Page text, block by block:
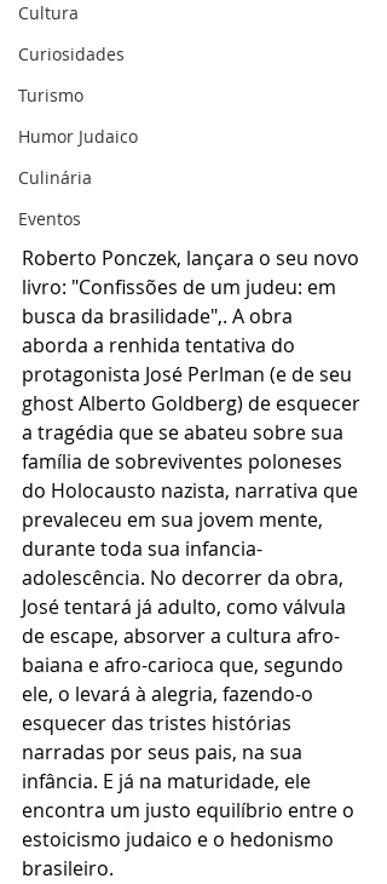
Cultura
Curiosidades
Turismo
Humor Judaico
Culinária
Eventos
Roberto Ponczek, lançara o seu novo
livro: "Confissões de um judeu: em
busca da brasilidade",. A obra
aborda a renhida tentativa do
protagonista José Perlman (e de seu
ghost Alberto Goldberg) de esquecer
a tragédia que se abateu sobre sua
família de sobreviventes poloneses
do Holocausto nazista, narrativa que
prevaleceu em sua jovem mente,
durante toda sua infancia-
adolescência. No decorrer da obra,
José tentará já adulto, como válvula
de escape, absorver a cultura afro-
baiana e afro-carioca que, segundo
ele, o levará à alegria, fazendo-o
esquecer das tristes histórias
narradas por seus pais, na sua
infância. E já na maturidade, ele
encontra um justo equilíbrio entre o
estoicismo judaico e o hedonismo
brasileiro.